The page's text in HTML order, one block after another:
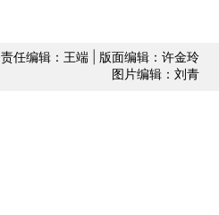
责任编辑：王端 | 版面编辑：许金玲
图片编辑：刘青